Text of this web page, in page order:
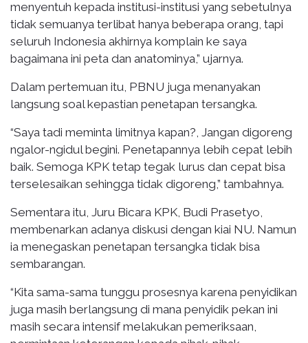
menyentuh kepada institusi-institusi yang sebetulnya
tidak semuanya terlibat hanya beberapa orang, tapi
seluruh Indonesia akhirnya komplain ke saya
bagaimana ini peta dan anatominya,” ujarnya.
Dalam pertemuan itu, PBNU juga menanyakan
langsung soal kepastian penetapan tersangka.
“Saya tadi meminta limitnya kapan?, Jangan digoreng
ngalor-ngidul begini. Penetapannya lebih cepat lebih
baik. Semoga KPK tetap tegak lurus dan cepat bisa
terselesaikan sehingga tidak digoreng,” tambahnya.
Sementara itu, Juru Bicara KPK, Budi Prasetyo,
membenarkan adanya diskusi dengan kiai NU. Namun
ia menegaskan penetapan tersangka tidak bisa
sembarangan.
“Kita sama-sama tunggu prosesnya karena penyidikan
juga masih berlangsung di mana penyidik pekan ini
masih secara intensif melakukan pemeriksaan,